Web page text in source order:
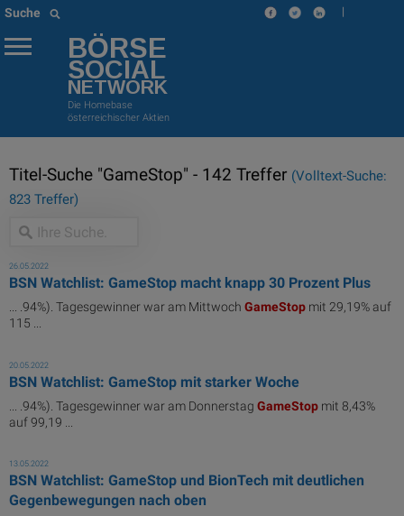
Suche |
BÖRSE
SOCIAL
NETWORK
Die Homebase
österreichischer Aktien
Titel-Suche "GameStop" - 142 Treffer (Volltext-Suche:
823 Treffer)
26.05.2022
BSN Watchlist: GameStop macht knapp 30 Prozent Plus
... .94%). Tagesgewinner war am Mittwoch GameStop mit 29,19% auf
115 ...
20.05.2022
BSN Watchlist: GameStop mit starker Woche
... .94%). Tagesgewinner war am Donnerstag GameStop mit 8,43%
auf 99,19 ...
13.05.2022
BSN Watchlist: GameStop und BionTech mit deutlichen
Gegenbewegungen nach oben